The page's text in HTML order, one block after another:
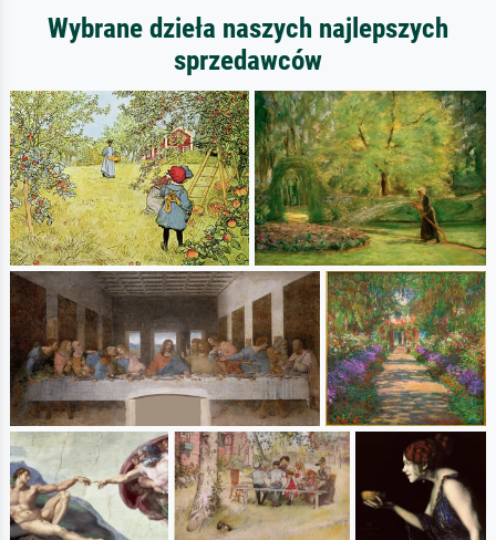
Wybrane dzieła naszych najlepszych
sprzedawców